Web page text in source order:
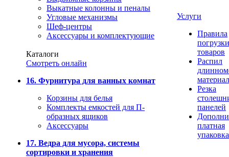
Выкатные колонны и пеналы
Угловые механизмы
Шеф-центры
Аксессуары и комплектующие
Каталоги
Смотреть онлайн
16. Фурнитура для ванных комнат
Корзины для белья
Комплекты емкостей для П-
образных ящиков
Аксессуары
17. Ведра для мусора, системы
сортировки и хранения
Услуги
Правила
погрузки
товаров
Распил
Резка
панелей
платная
упаковка